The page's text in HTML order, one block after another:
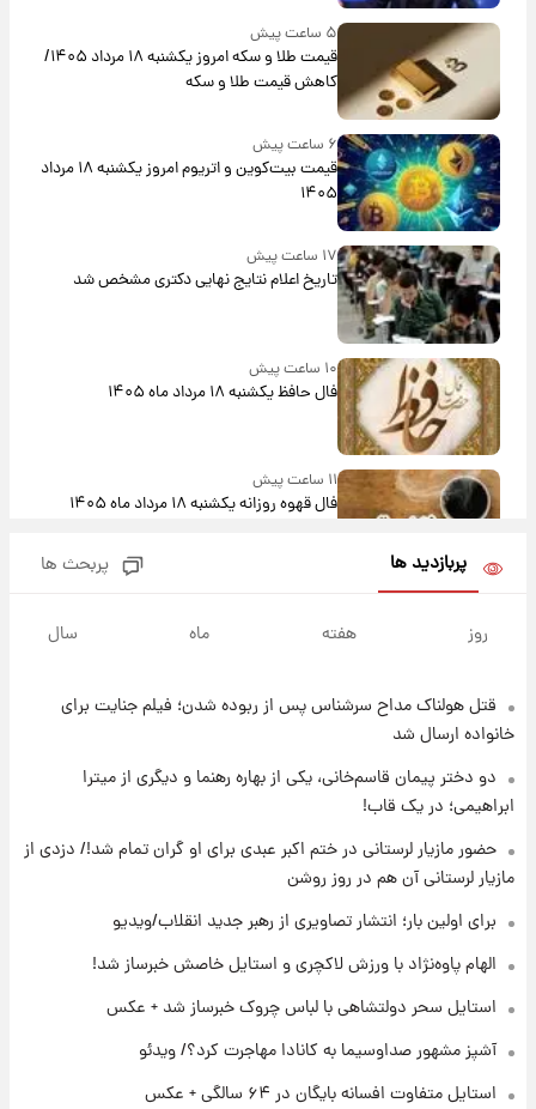
۵ ساعت پیش
قیمت طلا و سکه امروز یکشنبه ۱۸ مرداد ۱۴۰۵/
کاهش قیمت طلا و سکه
۶ ساعت پیش
قیمت بیت‌کوین و اتریوم امروز یکشنبه ۱۸ مرداد
۱۴۰۵
۱۷ ساعت پیش
تاریخ اعلام نتایج نهایی دکتری مشخص شد
۱۰ ساعت پیش
فال حافظ یکشنبه ۱۸ مرداد ماه ۱۴۰۵
۱۱ ساعت پیش
فال قهوه روزانه یکشنبه ۱۸ مرداد ماه ۱۴۰۵
۱۹ ساعت پیش
لیونل مسی عزادار شد! + جزئیات
۲۳ ساعت پیش
لحظه برخورد رعد و برق به ساختمان مرکز تجارت
جهانی در آمریکا + فیلم
۲۳ ساعت پیش
برای اولین بار؛ انتشار تصاویری از رهبر جدید
انقلاب/ویدیو
پربازدید ها پربحث ها
روز هفته ماه سال
قتل هولناک مداح سرشناس پس از ربوده شدن؛ فیلم جنایت برای
خانواده ارسال شد
دو دختر پیمان قاسم‌خانی، یکی از بهاره رهنما و دیگری از میترا
ابراهیمی؛ در یک قاب!
حضور مازیار لرستانی در ختم اکبر عبدی برای او گران تمام شد!/ دزدی از
مازیار لرستانی آن هم در روز روشن
برای اولین بار؛ انتشار تصاویری از رهبر جدید انقلاب/ویدیو
الهام پاوه‌نژاد با ورزش لاکچری و استایل خاصش خبرساز شد!
استایل سحر دولتشاهی با لباس چروک خبرساز شد + عکس
آشپز مشهور صداوسیما به کانادا مهاجرت کرد؟/ ویدئو
استایل متفاوت افسانه بایگان در ۶۴ سالگی + عکس